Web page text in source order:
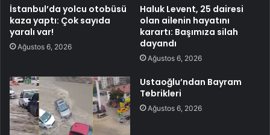
İstanbul’da yolcu otobüsü
kaza yaptı: Çok sayıda
yaralı var!
Ağustos 6, 2026
Haluk Levent, 25 dairesi
olan ailenin hayatını
karartı: Başımıza silah
dayandı
Ağustos 6, 2026
Ustaoğlu’ndan Bayram
Tebrikleri
Ağustos 6, 2026